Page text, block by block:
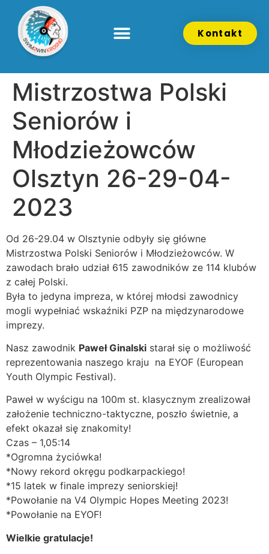
Kontakt
Mistrzostwa Polski
Seniorów i
Młodzieżowców
Olsztyn 26-29-04-
2023
Od 26-29.04 w Olsztynie odbyły się główne
Mistrzostwa Polski Seniorów i Młodzieżowców. W
zawodach brało udział 615 zawodników ze 114 klubów
z całej Polski.
Była to jedyna impreza, w której młodsi zawodnicy
mogli wypełniać wskaźniki PZP na międzynarodowe
imprezy.
Nasz zawodnik Paweł Ginalski starał się o możliwość
reprezentowania naszego kraju na EYOF (European
Youth Olympic Festival).
Paweł w wyścigu na 100m st. klasycznym zrealizował
założenie techniczno-taktyczne, poszło świetnie, a
efekt okazał się znakomity!
Czas – 1,05:14
*Ogromna życiówka!
*Nowy rekord okręgu podkarpackiego!
*15 latek w finale imprezy seniorskiej!
*Powołanie na V4 Olympic Hopes Meeting 2023!
*Powołanie na EYOF!
Wielkie gratulacje!